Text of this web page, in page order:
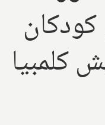
کلمبیا